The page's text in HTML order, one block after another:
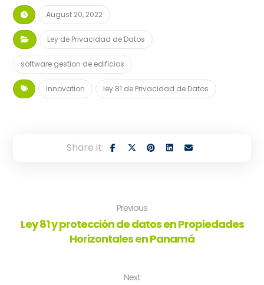
August 20, 2022
Ley de Privacidad de Datos
software gestion de edificios
Innovation ley 81 de Privacidad de Datos
Previous
Ley 81 y protección de datos en Propiedades
Horizontales en Panamá
Next